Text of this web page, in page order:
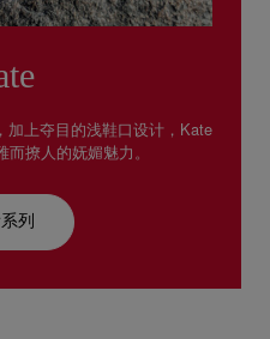
加上夺目的浅鞋口设计，Kate
而撩人的妩媚魅力。
列